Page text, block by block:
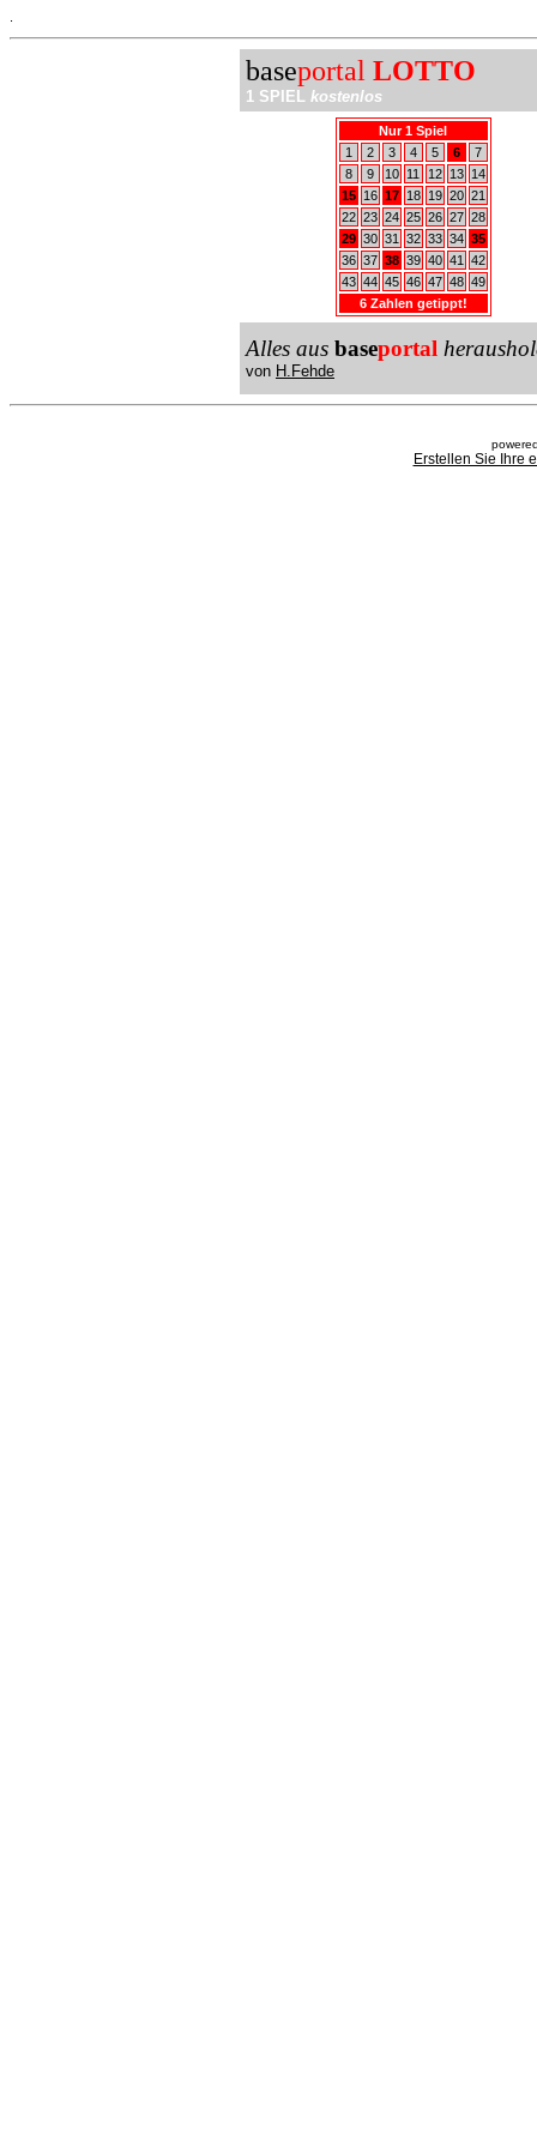
baseportal LOTTO
1 SPIEL kostenlos
Nur 1 Spiel
1
2 3 4 5 6
7
8
9 10 11 12 13
14
15
16 17 18 19 20 21
22 23 24 25 26 27 28
29 30 31 32 33 34 35
36 37 38 39 40 41
42
43 44 45 46 47 48 49
6 Zahlen getippt!
Alles aus baseportal
von H.Fehde
Erstellen Sie Ihre